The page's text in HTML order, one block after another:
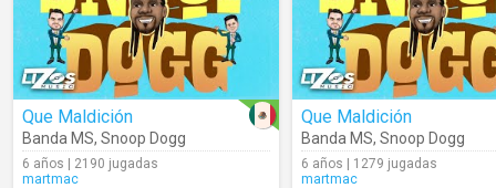
Que Maldición
Banda MS, Snoop Dogg
6 años | 2190 jugadas
martmac
Que Maldición
Banda MS, Snoop Dogg
6 años | 1279 jugadas
martmac